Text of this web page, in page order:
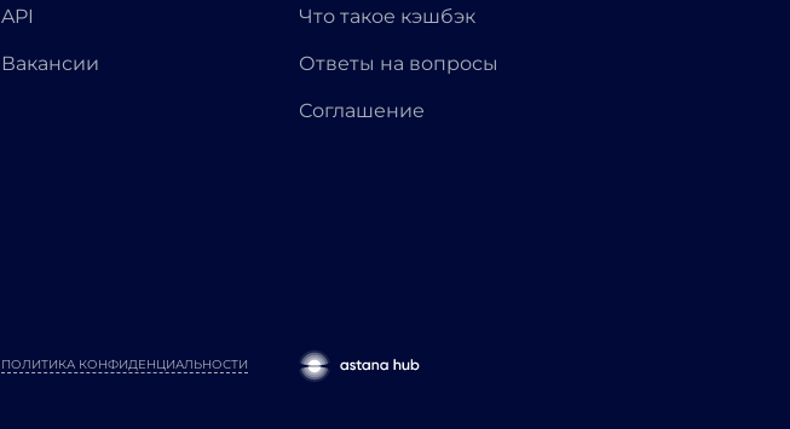
API
Вакансии
Что такое кэшбэк
Ответы на вопросы
Соглашение
ПОЛИТИКА КОНФИДЕНЦИАЛЬНОСТИ